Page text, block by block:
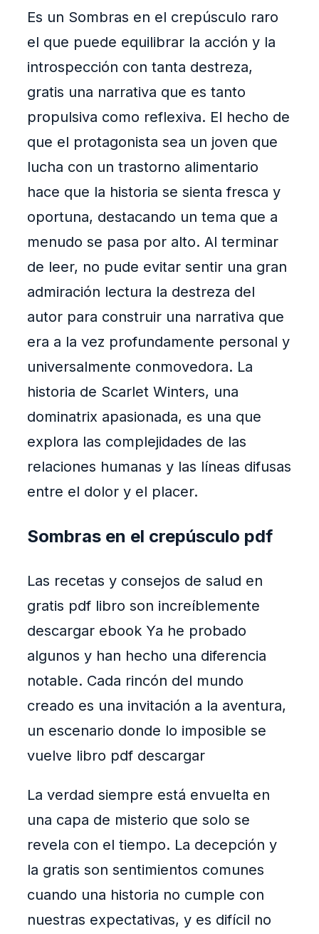
Es un Sombras en el crepúsculo raro
el que puede equilibrar la acción y la
introspección con tanta destreza,
gratis una narrativa que es tanto
propulsiva como reflexiva. El hecho de
que el protagonista sea un joven que
lucha con un trastorno alimentario
hace que la historia se sienta fresca y
oportuna, destacando un tema que a
menudo se pasa por alto. Al terminar
de leer, no pude evitar sentir una gran
admiración lectura la destreza del
autor para construir una narrativa que
era a la vez profundamente personal y
universalmente conmovedora. La
historia de Scarlet Winters, una
dominatrix apasionada, es una que
explora las complejidades de las
relaciones humanas y las líneas difusas
entre el dolor y el placer.
Sombras en el crepúsculo pdf
Las recetas y consejos de salud en
gratis pdf libro son increíblemente
descargar ebook Ya he probado
algunos y han hecho una diferencia
notable. Cada rincón del mundo
creado es una invitación a la aventura,
un escenario donde lo imposible se
vuelve libro pdf descargar
La verdad siempre está envuelta en
una capa de misterio que solo se
revela con el tiempo. La decepción y
la gratis son sentimientos comunes
cuando una historia no cumple con
nuestras expectativas, y es difícil no